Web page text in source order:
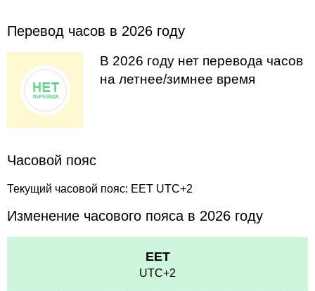
Перевод часов в 2026 году
В 2026 году нет перевода часов
на летнее/зимнее время
Часовой пояс
Текущий часовой пояс: EET UTC+2
Изменение часового пояса в 2026 году
EET
UTC+2